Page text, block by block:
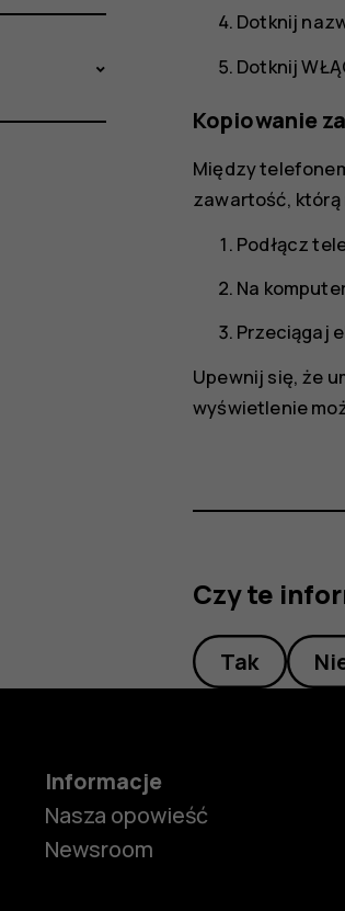
Dotknij
Dotknij
Kopiowanie
Między
zawartość, którą
Podłącz
Na
Przeciągaj
Upewnij się, że
wyświetlenie
Czy te
Tak
Informacje
Nasza opowieść
Newsroom